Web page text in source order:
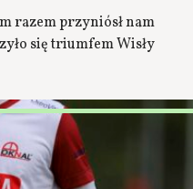
razem przyniósł nam
się triumfem Wisły